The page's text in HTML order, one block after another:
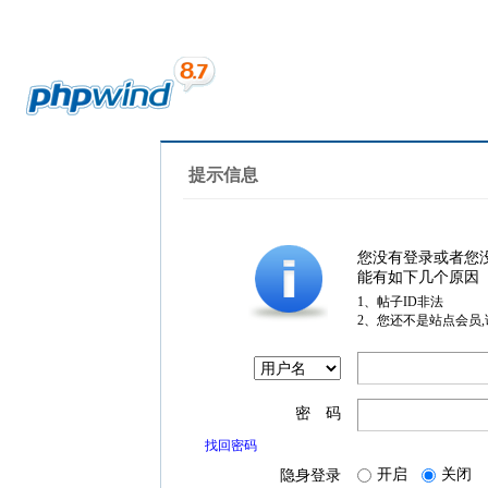
提示信息
您没有登录或者您
能有如下几个原因
1、帖子ID非法
2、您还不是站点会员
密 码
找回密码
隐身登录 开启 关闭